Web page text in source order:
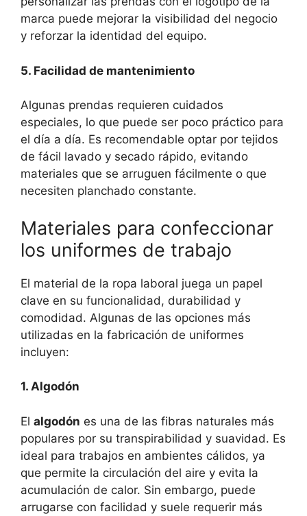
marca puede mejorar la visibilidad del negocio
y reforzar la identidad del equipo.
5. Facilidad de mantenimiento
Algunas prendas requieren cuidados
especiales, lo que puede ser poco práctico para
el día a día. Es recomendable optar por tejidos
de fácil lavado y secado rápido, evitando
materiales que se arruguen fácilmente o que
necesiten planchado constante.
Materiales para confeccionar
los uniformes de trabajo
El material de la ropa laboral juega un papel
clave en su funcionalidad, durabilidad y
comodidad. Algunas de las opciones más
utilizadas en la fabricación de uniformes
incluyen:
1. Algodón
El algodón es una de las fibras naturales más
populares por su transpirabilidad y suavidad. Es
ideal para trabajos en ambientes cálidos, ya
que permite la circulación del aire y evita la
acumulación de calor. Sin embargo, puede
arrugarse con facilidad y suele requerir más